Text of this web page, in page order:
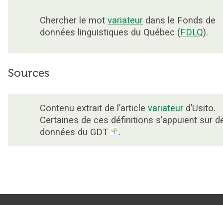
Chercher le mot variateur dans le Fonds de
données linguistiques du Québec (FDLQ).
Sources
Contenu extrait de l’article variateur d’Usito.
Certaines de ces définitions s’appuient sur
données du GDT
.